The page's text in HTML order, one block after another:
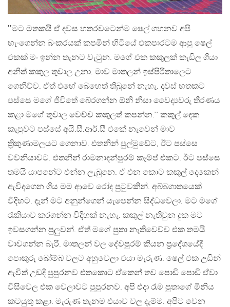
‛‛මට මතකයි ඒ දවස හතරවටෙන්ම ෂෙල් ගහනව අපි
හැංගෙන්න බංකරයක් කපමින් හිටියේ එකපාරටම ආපු ෂෙල්
එකක් මං ඉන්න තැනට වැටුන. මගේ එක කකුලක් කැඩිල ගියා
අනිත් කකුල තුවාල උනා. මාව මාතලන් ඉස්පිරිතාලෙට
ගෙනිච්ච. ඒත් එහේ බෙහෙත් තිබුනේ නැහැ. දවස් හතකට
පස්සෙ මගේ ජීවිතේ බේරගන්න ඕනි නිසා වෛද්‍යවරු තීරණය
කළා මගේ තුවාල වෙච්ච කකුලත් කපන්න.’’ කකුල් දෙක
කැපුවට පස්සේ අයි.සී.ආර්.සී එකේ නැවෙන් මාව
ත්‍රිකුණාමලයට ගෙනාව. එතනින් පුල්මුඩේට, ඊට පස්සෙ
වව්නියාවට. එතනින් රාමනාදන්පුරම් කෑම්ප් එකට. ඊට පස්සෙ
තමයි යාපනේට එන්න ලැබුනෙ. ඒ එන කොට කකුල් දෙකෙන්
ඇවිදගෙන ගිය මම ආවෙ රෝද පුටුවකින්. අබ්බගාතයෙක්
විදිහට. දැන් මට අනුන්ගෙන් යැපෙන්න සිද්ධවෙලා. මට මගේ
රැකියාව කරගන්න විදිහක් නැහැ. කකුල් නැතිවුන දුක මට
ඉවසගන්න පුලුවන්. ඒත් මගේ පුතා නැතිවෙච්ච එක තමයි
වාවගන්න බැරි. මාතලන් වල දේවපුරම් කියන ප්‍රදේශයේදී
පොකුරු බෝම්බ වලට අහුවෙලා එයා මැරුණ. ෂෙල් එක උඩින්
ඇවිත් උඩදි පුපුරනව එතකොට ඒකෙන් තව පොඩි පොඩි ඒවා
විසිවෙල එක වෙලාවට පුපුරනව. අපි එදා රෑම පුතාගේ මිනිය
කටයුතු කළා. මැරුණ තැනම එයාව වල දැම්ම. අපිට වෙන